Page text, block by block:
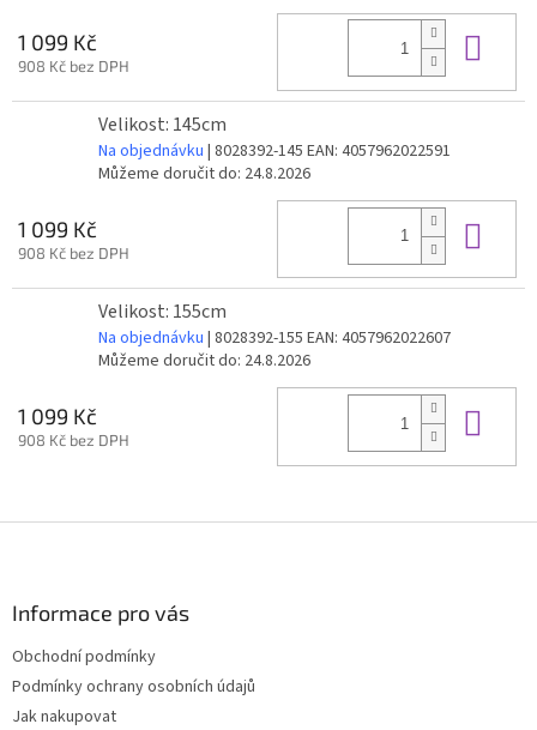
1 099 Kč
908 Kč bez DPH
Velikost: 145cm
Na objednávku | 8028392-145 EAN: 4057962022591
Můžeme doručit do: 24.8.2026
1 099 Kč
908 Kč bez DPH
Velikost: 155cm
Na objednávku | 8028392-155 EAN: 4057962022607
Můžeme doručit do: 24.8.2026
1 099 Kč
908 Kč bez DPH
Informace pro vás
Obchodní podmínky
Podmínky ochrany osobních údajů
Jak nakupovat